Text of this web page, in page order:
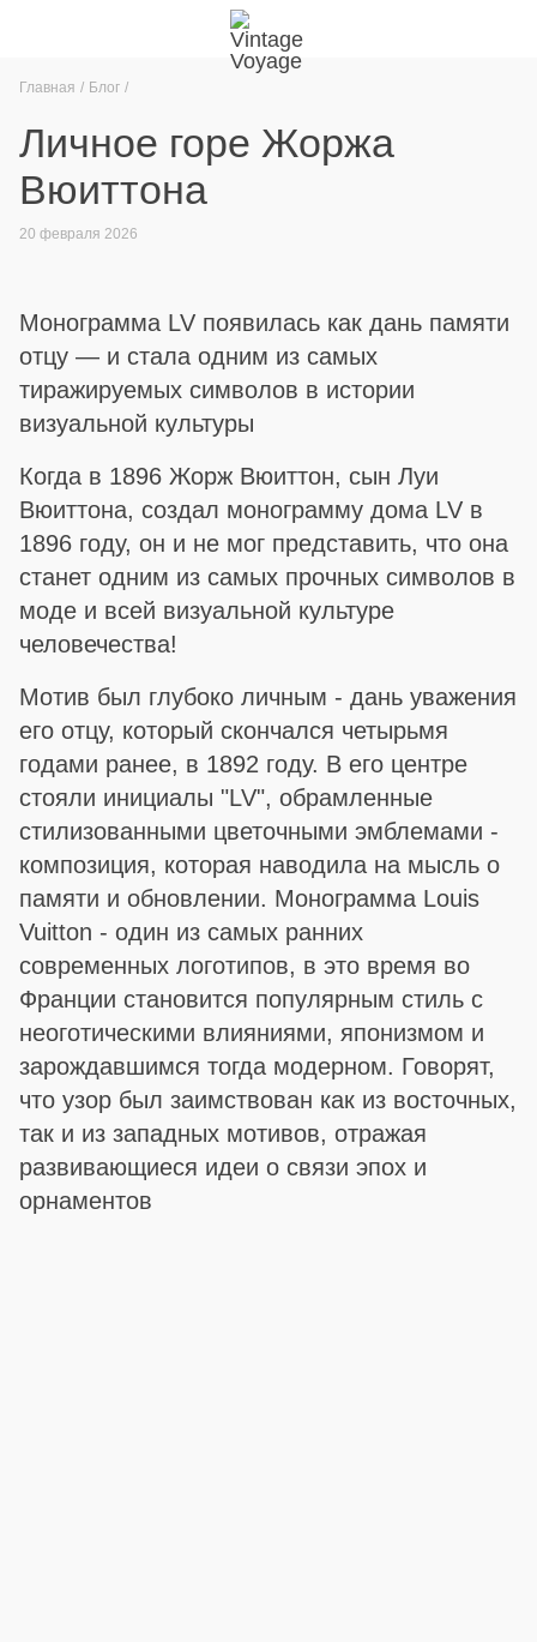
Главная Блог
Личное горе Жоржа
Вюиттона
20 февраля 2026
Монограмма LV появилась как дань памяти
отцу — и стала одним из самых
тиражируемых символов в истории
визуальной культуры
Когда в 1896 Жорж Вюиттон, сын Луи
Вюиттона, создал монограмму дома LV в
1896 году, он и не мог представить, что она
станет одним из самых прочных символов в
моде и всей визуальной культуре
человечества!
Мотив был глубоко личным - дань уважения
его отцу, который скончался четырьмя
годами ранее, в 1892 году. В его центре
стояли инициалы "LV", обрамленные
стилизованными цветочными эмблемами -
композиция, которая наводила на мысль о
памяти и обновлении. Монограмма Louis
Vuitton - один из самых ранних
современных логотипов, в это время во
Франции становится популярным стиль с
неоготическими влияниями, японизмом и
зарождавшимся тогда модерном. Говорят,
что узор был заимствован как из восточных,
так и из западных мотивов, отражая
развивающиеся идеи о связи эпох и
орнаментов